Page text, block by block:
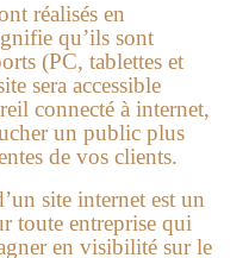
réalisés en
qu’ils sont
(PC, tablettes et
sera accessible
connecté à internet,
un public plus
de vos clients.
site internet est un
toute entreprise qui
en visibilité sur le